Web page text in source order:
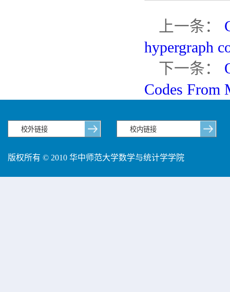
上一条：
hypergraph
下一条：
Codes From
版权所有 © 2010 华中师范大学数学与统计学学院